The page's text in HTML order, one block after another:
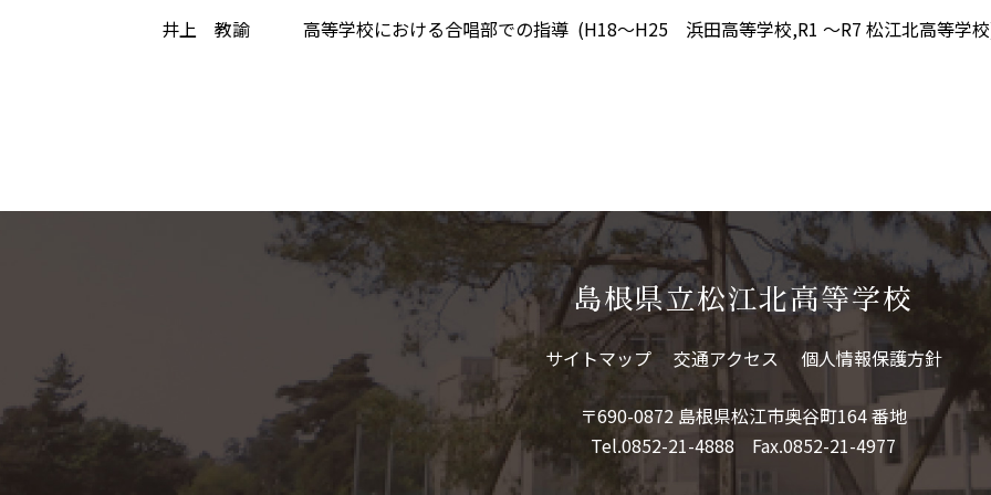
井上 教諭 高等学校における合唱部での指導 (H18～H25 浜田高等学校,R1 ～R7 松江北高等学
島根県立松江北高等学校
サイトマップ 交通アクセス 個人情報保護方針
〒690-0872 島根県松江市奥谷町164 番地
Tel.0852-21-4888 Fax.0852-21-4977